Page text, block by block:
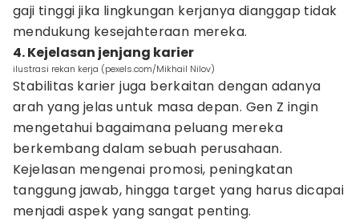
gaji tinggi jika lingkungan kerjanya dianggap tidak
mendukung kesejahteraan mereka.
4. Kejelasan jenjang karier
ilustrasi rekan kerja (pexels.com/Mikhail Nilov)
Stabilitas karier juga berkaitan dengan adanya
arah yang jelas untuk masa depan. Gen Z ingin
mengetahui bagaimana peluang mereka
berkembang dalam sebuah perusahaan.
Kejelasan mengenai promosi, peningkatan
tanggung jawab, hingga target yang harus dicapai
menjadi aspek yang sangat penting.